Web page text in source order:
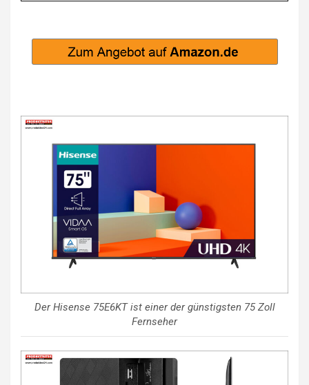
Der Hisense 75E6KT ist einer der günstigsten 75 Zoll
Fernseher